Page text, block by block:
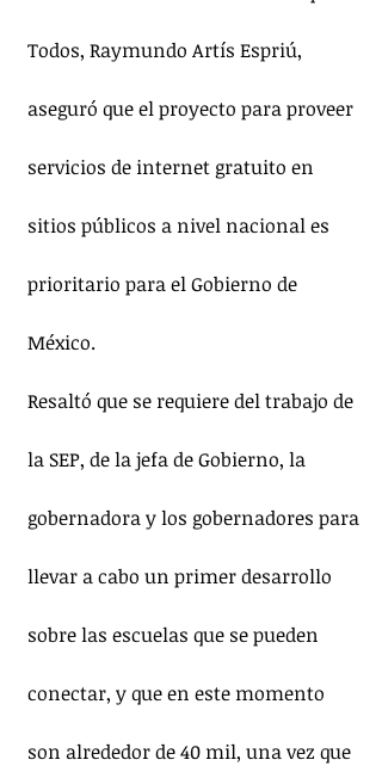
Todos, Raymundo Artís Espriú,
aseguró que el proyecto para proveer
servicios de internet gratuito en
sitios públicos a nivel nacional es
prioritario para el Gobierno de
México.
Resaltó que se requiere del trabajo de
la SEP, de la jefa de Gobierno, la
gobernadora y los gobernadores para
llevar a cabo un primer desarrollo
sobre las escuelas que se pueden
conectar, y que en este momento
son alrededor de 40 mil, una vez que